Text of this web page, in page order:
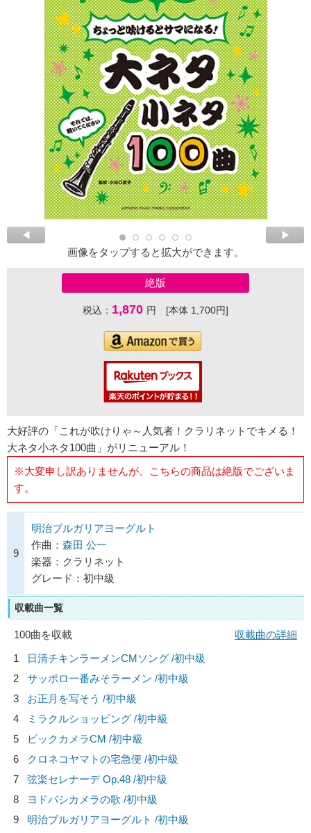
画像をタップすると拡大ができます。
絶版
税込： 1,870 円 [本体 1,700円]
大好評の「これが吹けりゃ～人気者！クラリネットでキメる！
大ネタ小ネタ100曲」がリニューアル！
※大変申し訳ありませんが、こちらの商品は絶版でございま
す。
9
明治ブルガリアヨーグルト
作曲： 森田 公一
楽器：クラリネット
グレード：初中級
収載曲一覧
100曲を収載
収載曲の詳細
1
日清チキンラーメンCMソング /初中級
2
サッポロ一番みそラーメン /初中級
3
お正月を写そう /初中級
4
ミラクルショッピング /初中級
5
ビックカメラCM /初中級
6
クロネコヤマトの宅急便 /初中級
7
弦楽セレナーデ Op.48 /初中級
8
ヨドバシカメラの歌 /初中級
9
明治ブルガリアヨーグルト /初中級